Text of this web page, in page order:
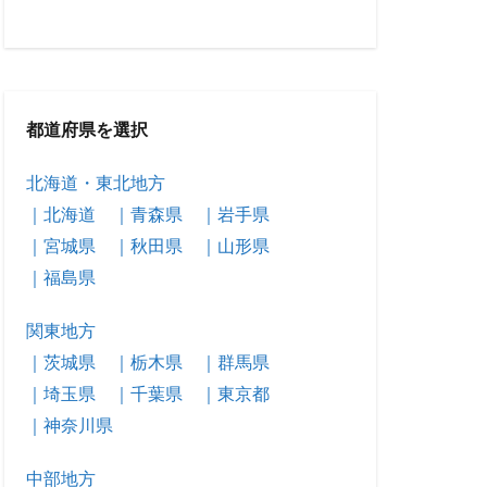
都道府県を選択
北海道・東北地方
｜北海道
｜青森県
｜岩手県
｜宮城県
｜秋田県
｜山形県
｜福島県
関東地方
｜茨城県
｜栃木県
｜群馬県
｜埼玉県
｜千葉県
｜東京都
｜神奈川県
中部地方